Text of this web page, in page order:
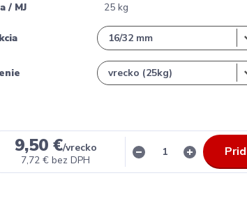
/ MJ
25 kg
9,50 €/vrecko
7,72 € bez DPH